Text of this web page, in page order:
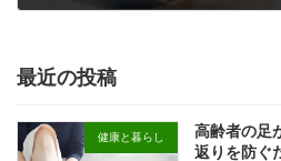
最近の投稿
健康と暮らし
高齢者の足
返りを防ぐ